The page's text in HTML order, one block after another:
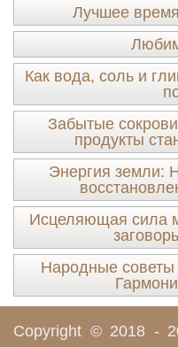
Лучшее
Как вода, соль и
Забытые
продукты
Энергия земли:
Исцеляющая сила
Народные советы
Copyright © 2018 -